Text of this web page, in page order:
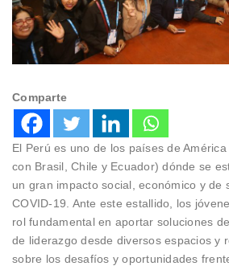
Comparte
El Perú es uno de los países de
con Brasil, Chile y Ecuador) dónde se
un gran impacto social, económico y de
COVID-19. Ante este estallido, los
rol fundamental en aportar soluciones
de liderazgo desde diversos espacios y
sobre los desafíos y oportunidades